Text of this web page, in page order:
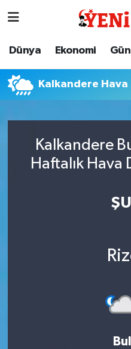
Dünya Ekonomi
Kalkandere Hava
Kalkandere
Haftalık Hava
Dünya
İzmir
Sağlık
İzmir Nöbetçi
İzmir Trafik
Süper Lig Puan